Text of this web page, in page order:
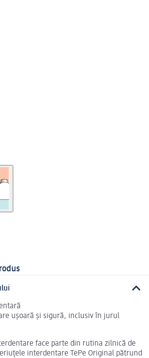
ușoară și sigură, inclusiv în jurul
face parte din rutina zilnică de
interdentare TePe Original pătrund